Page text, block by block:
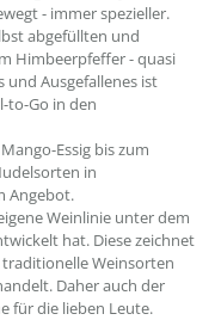
- immer spezieller.
abgefüllten und
Himbeerpfeffer - quasi
und Ausgefallenes ist
to-Go in den
Essig bis zum
in
Angebot.
Weinlinie unter dem
hat. Diese zeichnet
traditionelle Weinsorten
Daher auch der
für die lieben Leute.